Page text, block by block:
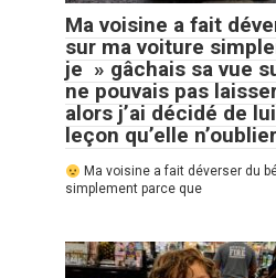
Ma voisine a fait
sur ma voiture
je » gâchais sa vue
ne pouvais pas
alors j’ai décidé de
leçon qu’elle
Ma voisine a fait déverser du
simplement parce que